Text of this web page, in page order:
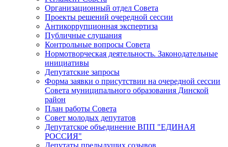
Организационный отдел Совета
Проекты решений очередной сессии
Антикоррупционная экспертиза
Публичные слушания
Контрольные вопросы Совета
Нормотворческая деятельность. Законодательные
инициативы
Депутатские запросы
Форма заявки о присутствии на очередной сессии
Совета муниципального образования Динской
район
План работы Совета
Совет молодых депутатов
Депутатское объединение ВПП "ЕДИНАЯ
РОССИЯ"
Депутаты предыдущих созывов